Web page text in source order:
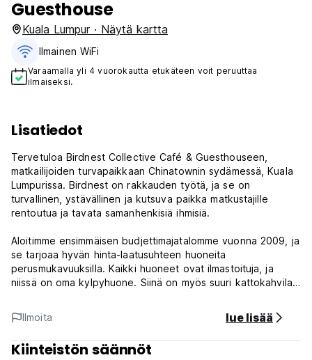
Guesthouse
Kuala Lumpur · Näytä kartta
Ilmainen WiFi
Varaamalla yli 4 vuorokautta etukäteen voit peruuttaa
ilmaiseksi.
Lisatiedot
Tervetuloa Birdnest Collective Café & Guesthouseen,
matkailijoiden turvapaikkaan Chinatownin sydämessä, Kuala
Lumpurissa. Birdnest on rakkauden työtä, ja se on
turvallinen, ystävällinen ja kutsuva paikka matkustajille
rentoutua ja tavata samanhenkisiä ihmisiä.
Aloitimme ensimmäisen budjettimajatalomme vuonna 2009, ja
se tarjoaa hyvän hinta-laatusuhteen huoneita
perusmukavuuksilla. Kaikki huoneet ovat ilmastoituja, ja
niissä on oma kylpyhuone. Siinä on myös suuri kattokahvila
nauttia auringonlaskusta kaupungin yli.
Huomaathan, että meillä on muutama huone ilman ikkunaa
(hiljaisempi), ilmoita varauksen yhteydessä haluatko ikkunan
vai et. (Auto-translated from original language)
Ilmoita lue lisää
Kiinteistön säännöt